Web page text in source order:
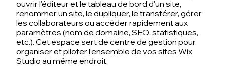
ouvrir l’éditeur et le tableau de bord d'un site,
renommer un site, le dupliquer, le transférer, gérer
lescollaborateurs ou accéder rapidement aux
paramètres (nom de domaine, SEO, statistiques,
etc.). Cet espace sert de centre de gestion pour
organiser et piloter l’ensemble de vos sites Wix
Studio au même endroit.